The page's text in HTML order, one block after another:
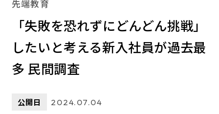
先端教育
「失敗を恐れずにどんどん挑戦」
したいと考える新入社員が過去最
多 民間調査
公開日 2024.07.04